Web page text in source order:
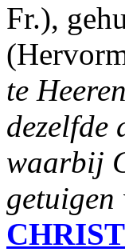
Fr.),
te
dezelfde
waarbij
getuigen